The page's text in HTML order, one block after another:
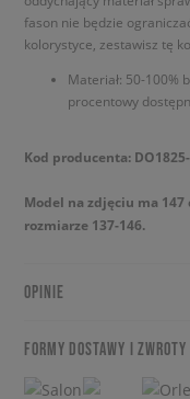
fason nie będzie
kolorystyce, zestawisz tę
Materiał: 50-100%
procentowy
Kod producenta:
Model na zdjęciu ma
rozmiarze 137-146.
OPINIE
FORMY DOSTAWY I ZWROTY